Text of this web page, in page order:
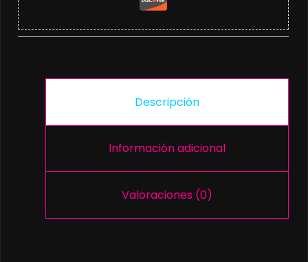
Descripción
Información adicional
Valoraciones (0)